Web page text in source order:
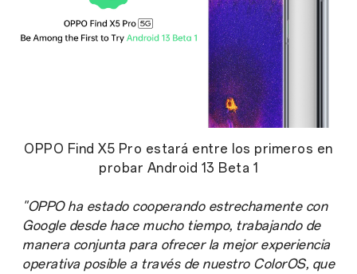
OPPO Find X5 Pro estará entre los primeros en
probar Android 13 Beta 1
"OPPO ha estado cooperando estrechamente con
Google desde hace mucho tiempo, trabajando de
manera conjunta para ofrecer la mejor experiencia
operativa posible a través de nuestro ColorOS, que